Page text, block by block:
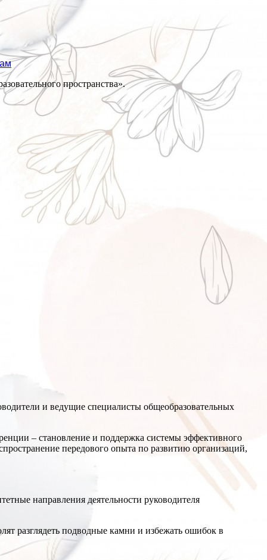
пространства».
и ведущие специалисты общеобразовательных
– становление и поддержка системы эффективного
передового опыта по развитию организаций,
направления деятельности руководителя
разглядеть подводные камни и избежать ошибок в